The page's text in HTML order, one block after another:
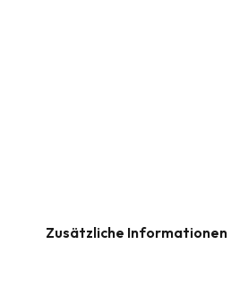
Zusätzliche Informationen